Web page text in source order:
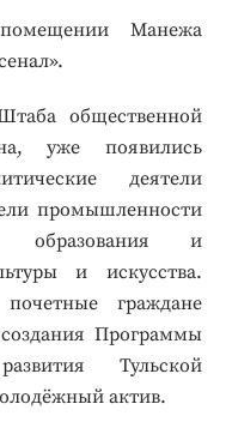
Манежа
общественной
уже появились
деятели
промышленности
образования и
и искусства.
граждане
Программы
Тульской
актив.